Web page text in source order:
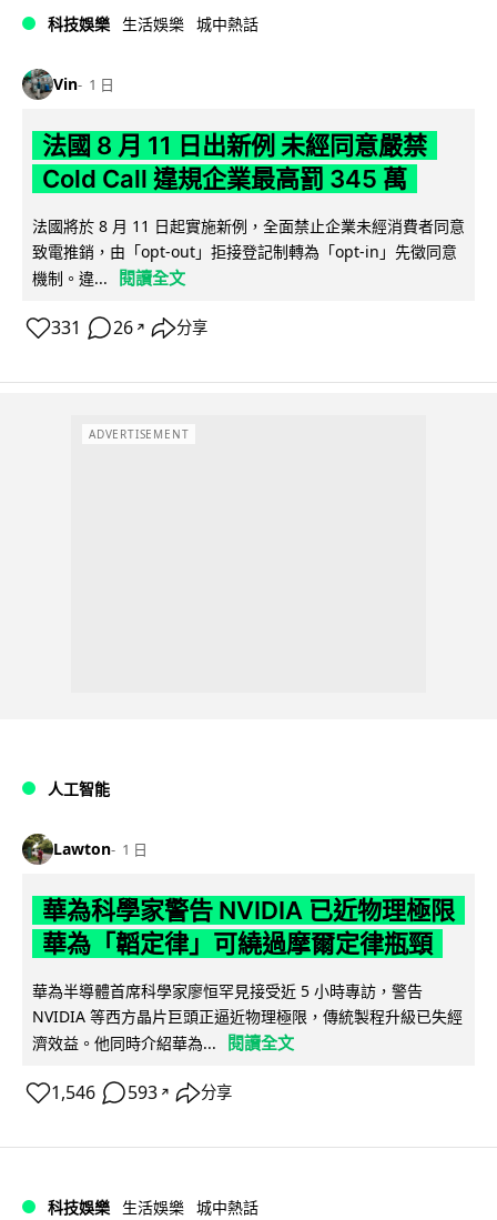
科技娛樂 生活娛樂 城中熱話
Vin 1 日
法國 8 月 11 日出新例 未經同意嚴禁
Cold Call 違規企業最高罰 345 萬
法國將於 8 月 11 日起實施新例，全面禁止企業未經消費者同意
致電推銷，由「opt-out」拒接登記制轉為「opt-in」先徵同意
機制。違...
閱讀全文
331 26 ↗ 分享
ADVERTISEMENT
人工智能
Lawton 1 日
華為科學家警告 NVIDIA 已近物理極限
華為「韜定律」可繞過摩爾定律瓶頸
華為半導體首席科學家廖恒罕見接受近 5 小時專訪，警告
NVIDIA 等西方晶片巨頭正逼近物理極限，傳統製程升級已失經
濟效益。他同時介紹華為...
閱讀全文
1,546 593 ↗ 分享
科技娛樂 生活娛樂 城中熱話